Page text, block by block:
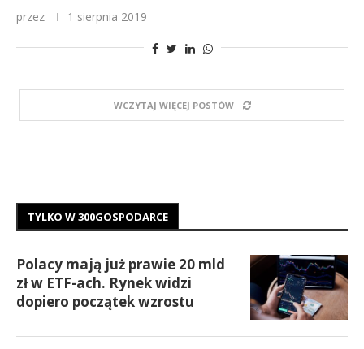
przez 1 sierpnia 2019
WCZYTAJ WIĘCEJ POSTÓW
TYLKO W 300GOSPODARCE
Polacy mają już prawie 20 mld
zł w ETF-ach. Rynek widzi
dopiero początek wzrostu